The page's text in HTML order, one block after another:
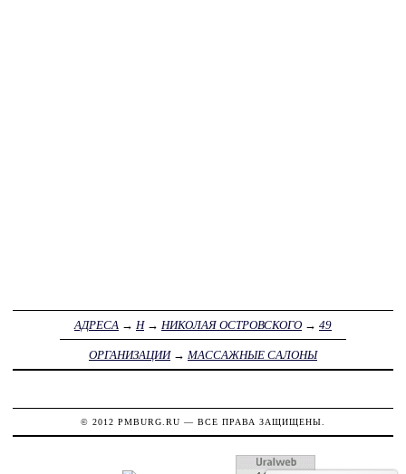
АДРЕСА → Н→ НИКОЛАЯ ОСТРОВСКОГО → 49
ОРГАНИЗАЦИИ→ МАССАЖНЫЕ САЛОНЫ
© 2012 PMBURG.RU — ВСЕ ПРАВА ЗАЩИЩЕНЫ.